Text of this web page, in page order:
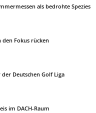
als bedrohte Spezies
den Fokus rücken
Deutschen Golf Liga
im DACH-Raum